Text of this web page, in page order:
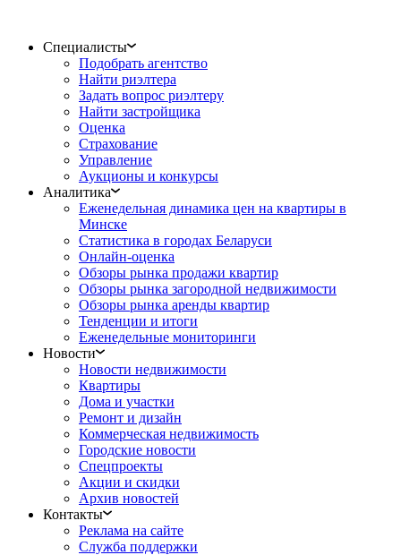
Специалисты
Подобрать агентство
Найти риэлтера
Задать вопрос риэлтеру
Найти застройщика
Оценка
Страхование
Управление
Аукционы и конкурсы
Аналитика
Еженедельная динамика цен на квартиры в
Минске
Статистика в городах Беларуси
Онлайн-оценка
Обзоры рынка продажи квартир
Обзоры рынка загородной недвижимости
Обзоры рынка аренды квартир
Тенденции и итоги
Еженедельные мониторинги
Новости
Новости недвижимости
Квартиры
Дома и участки
Ремонт и дизайн
Коммерческая недвижимость
Городские новости
Спецпроекты
Акции и скидки
Архив новостей
Контакты
Реклама на сайте
Служба поддержки